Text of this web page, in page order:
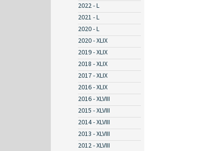
2022 - L
2021 - L
2020 - L
2020 - XLIX
2019 - XLIX
2018 - XLIX
2017 - XLIX
2016 - XLIX
2016 - XLVIII
2015 - XLVIII
2014 - XLVIII
2013 - XLVIII
2012 - XLVIII